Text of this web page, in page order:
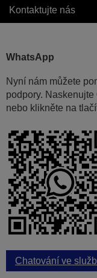
Kontaktujte nás
WhatsApp
Nyní nám můžete
podpory.
nebo klikněte na
Chatování ve